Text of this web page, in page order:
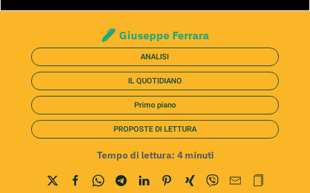
Giuseppe Ferrara
ANALISI
IL QUOTIDIANO
Primo piano
PROPOSTE DI LETTURA
Tempo di lettura: 4 minuti